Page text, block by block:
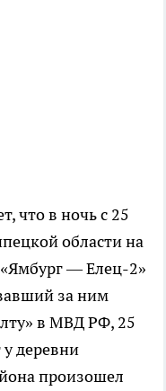
что в ночь с 25
области на
— Елец-2»
за ним
в МВД РФ, 25
деревни
произошел